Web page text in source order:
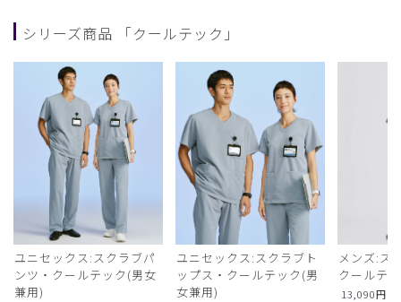
シリーズ商品 「クールテック」
ユニセックス:スクラブパ
ンツ・クールテック(男女
兼用)
ユニセックス:スクラブト
ップス・クールテック(男
女兼用)
メンズ:ス
クールテ
13,090円